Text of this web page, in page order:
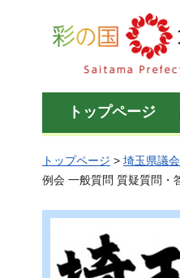
彩の国 埼玉県
トップページ
トップページ > 埼玉県議
例会 一般質問 質疑質問・